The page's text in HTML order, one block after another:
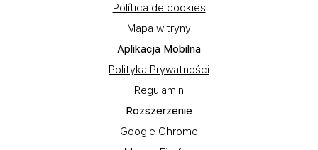
Política de cookies
Mapa witryny
Aplikacja Mobilna
Polityka Prywatności
Regulamin
Rozszerzenie
Google Chrome